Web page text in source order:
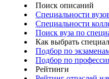
Поиск описаний
Специальности
Специальности
Поиск вуза по
Как выбрать
Подбор по
Подбор по
Рейтинги